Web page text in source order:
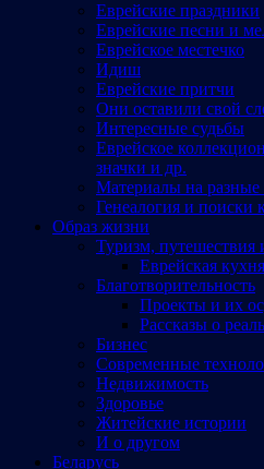
Еврейские праздники
Еврейские песни и
Еврейское местечко
Идиш
Еврейские притчи
Они оставили свой
Интересные судьбы
Еврейское
значки и др.
Материалы на
Генеалогия и поиски
Образ жизни
Туризм, путешествия
Еврейская кухня
Благотворительность
Проекты и их
Рассказы о
Бизнес
Современные
Недвижимость
Здоровье
Житейские истории
И о другом
Беларусь